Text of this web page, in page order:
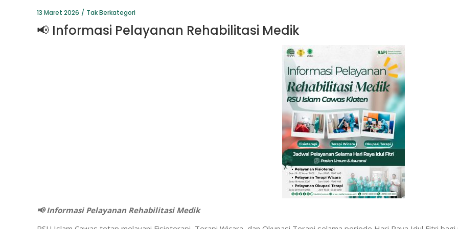
13 Maret 2026 Tak Berkategori
📢 Informasi Pelayanan Rehabilitasi Medik
📢 Informasi Pelayanan Rehabilitasi Medik